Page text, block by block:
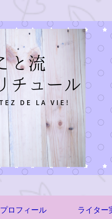
プロフィール ライター